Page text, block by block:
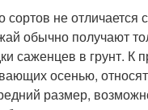
не отличается
обычно получают
саженцев в грунт. К
осенью,
размер,